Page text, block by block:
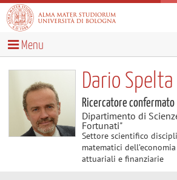
Menu
Dario Spelta
Ricercatore confermato
Dipartimento di
Fortunati"
Settore scientifico
matematici
attuariali e finanziarie